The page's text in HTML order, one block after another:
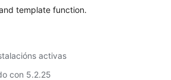
template function.
activas
con 5.2.25